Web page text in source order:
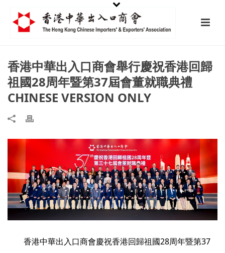
香港中華出入口商會舉行慶祝香港回歸
祖國28周年暨第37屆會董就職典禮
CHINESE VERSION ONLY
香港中華出入口商會慶祝香港回歸祖國28周年暨第37